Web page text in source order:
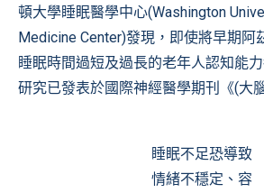
頓大學睡眠醫學中心(Washington
Medicine Center)發現，即使將早期阿
睡眠時間過短及過長的老年人認知能
研究已發表於國際神經醫學期刊
《(大
睡眠不足恐導致
情緒不穩定、容